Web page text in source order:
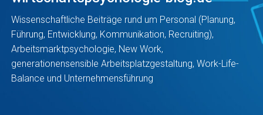
Wissenschaftliche Beiträge rund um Personal (Planung,
Führung, Entwicklung, Kommunikation, Recruiting),
Arbeitsmarktpsychologie, New Work,
generationensensible Arbeitsplatzgestaltung, Work-Life-
Balance und Unternehmensführung